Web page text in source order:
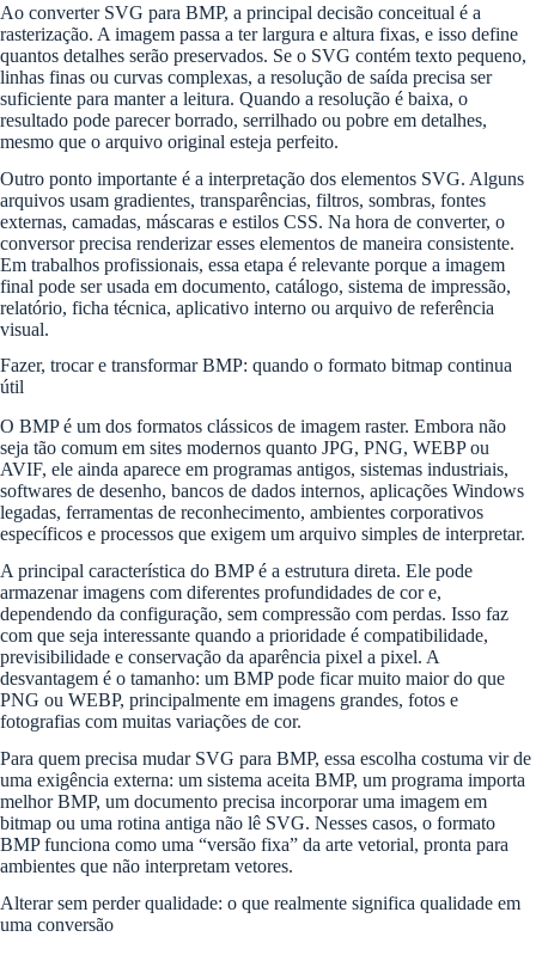
Ao converter SVG para BMP, a principal decisão conceitual é a
rasterização. A imagem passa a ter largura e altura fixas, e isso define
quantos detalhes serão preservados. Se o SVG contém texto pequeno,
linhas finas ou curvas complexas, a resolução de saída precisa ser
suficiente para manter a leitura. Quando a resolução é baixa, o
resultado pode parecer borrado, serrilhado ou pobre em detalhes,
mesmo que o arquivo original esteja perfeito.
Outro ponto importante é a interpretação dos elementos SVG. Alguns
arquivos usam gradientes, transparências, filtros, sombras, fontes
externas, camadas, máscaras e estilos CSS. Na hora de converter, o
conversor precisa renderizar esses elementos de maneira consistente.
Em trabalhos profissionais, essa etapa é relevante porque a imagem
final pode ser usada em documento, catálogo, sistema de impressão,
relatório, ficha técnica, aplicativo interno ou arquivo de referência
visual.
Fazer, trocar e transformar BMP: quando o formato bitmap continua
útil
O BMP é um dos formatos clássicos de imagem raster. Embora não
seja tão comum em sites modernos quanto JPG, PNG, WEBP ou
AVIF, ele ainda aparece em programas antigos, sistemas industriais,
softwares de desenho, bancos de dados internos, aplicações Windows
legadas, ferramentas de reconhecimento, ambientes corporativos
específicos e processos que exigem um arquivo simples de interpretar.
A principal característica do BMP é a estrutura direta. Ele pode
armazenar imagens com diferentes profundidades de cor e,
dependendo da configuração, sem compressão com perdas. Isso faz
com que seja interessante quando a prioridade é compatibilidade,
previsibilidade e conservação da aparência pixel a pixel. A
desvantagem é o tamanho: um BMP pode ficar muito maior do que
PNG ou WEBP, principalmente em imagens grandes, fotos e
fotografias com muitas variações de cor.
Para quem precisa mudar SVG para BMP, essa escolha costuma vir de
uma exigência externa: um sistema aceita BMP, um programa importa
melhor BMP, um documento precisa incorporar uma imagem em
bitmap ou uma rotina antiga não lê SVG. Nesses casos, o formato
BMP funciona como uma “versão fixa” da arte vetorial, pronta para
ambientes que não interpretam vetores.
Alterar sem perder qualidade: o que realmente significa qualidade em
uma conversão